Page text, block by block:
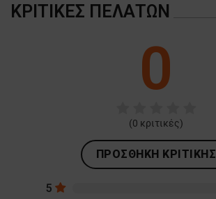
ΚΡΙΤΙΚΈΣ ΠΕΛΑΤΏΝ
0
(0 κριτικές)
ΠΡΟΣΘΉΚΗ ΚΡΙΤΙΚΉΣ
5